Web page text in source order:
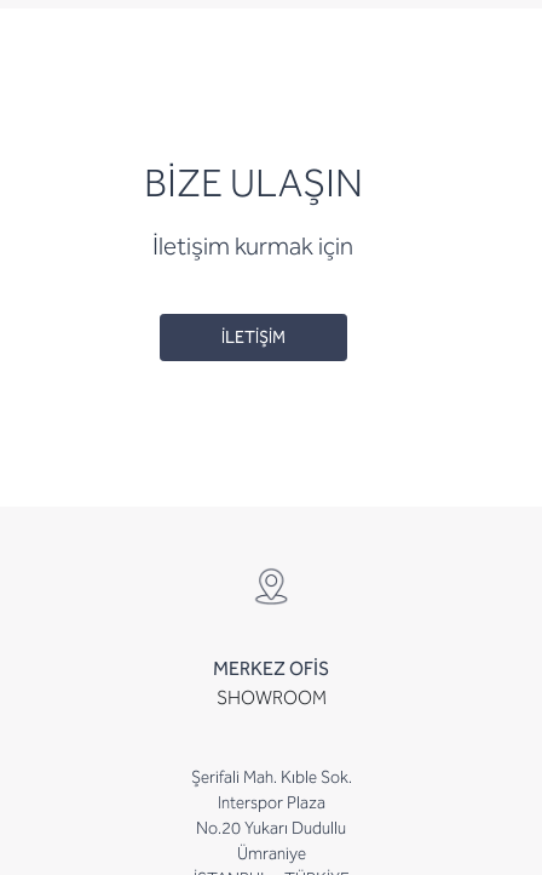
BİZE ULAŞIN
İletişim kurmak için
İLETİŞİM
MERKEZ OFİS
SHOWROOM
Şerifali Mah. Kıble Sok.
Interspor Plaza
No.20 Yukarı Dudullu
Ümraniye